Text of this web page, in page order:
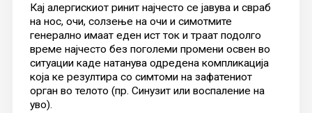
Кај алергискиот ринит најчесто се јавува и свраб
на нос, очи, солзење на очи и симотмите
генерално имаат еден ист ток и траат подолго
време најчесто без поголеми промени освен во
ситуации каде натанува одредена компликација
која ке резултира со симтоми на зафатениот
орган во телото (пр. Синузит или воспаление на
уво).